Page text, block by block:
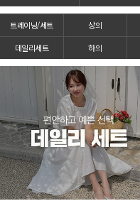
트레이닝/세트 상의
데일리세트 하의